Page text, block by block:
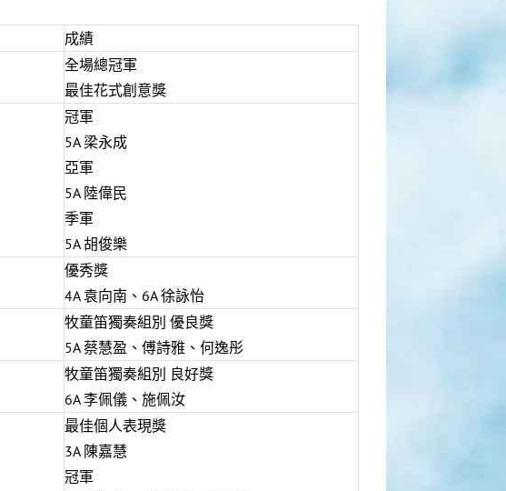
成績
全場總冠軍
最佳花式創意獎
冠軍
5A 梁永成
亞軍
5A 陸偉民
季軍
5A 胡俊樂
優秀獎
4A 袁向南、6A 徐詠怡
牧童笛獨奏組別 優良獎
5A 蔡慧盈、傅詩雅、何逸彤
牧童笛獨奏組別 良好獎
6A 李佩儀、施佩汝
最佳個人表現獎
3A 陳嘉慧
冠軍